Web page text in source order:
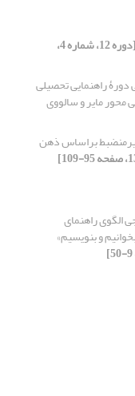
[دوره 12، شماره 4،
راهنمایی تحصیلی
محور مایر و سالووی
براساس ذهن
الگوی راهنمای
و بنویسیم»